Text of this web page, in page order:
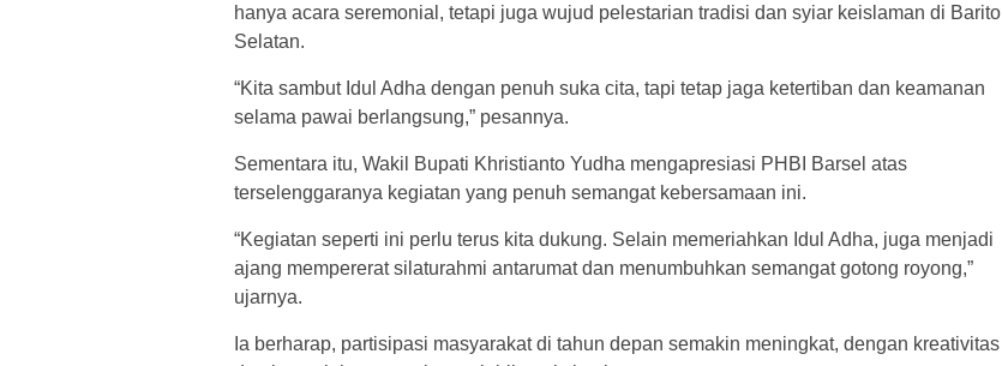
hanya acara seremonial, tetapi juga wujud pelestarian tradisi dan syiar keislaman di Barito
Selatan.
“Kita sambut Idul Adha dengan penuh suka cita, tapi tetap jaga ketertiban dan keamanan
selama pawai berlangsung,” pesannya.
Sementara itu, Wakil Bupati Khristianto Yudha mengapresiasi PHBI Barsel atas
terselenggaranya kegiatan yang penuh semangat kebersamaan ini.
“Kegiatan seperti ini perlu terus kita dukung. Selain memeriahkan Idul Adha, juga menjadi
ajang mempererat silaturahmi antarumat dan menumbuhkan semangat gotong royong,”
ujarnya.
Ia berharap, partisipasi masyarakat di tahun depan semakin meningkat, dengan kreativitas